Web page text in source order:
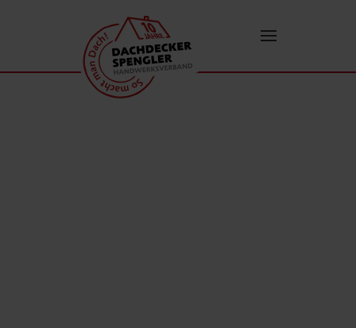
Zum Hauptinhalt springen